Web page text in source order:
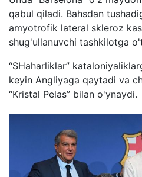
qabul qiladi. Bahsdan
amyotrofik lateral skleroz
shug'ullanuvchi tashkilotga
“SHaharliklar”
keyin Angliyaga qaytadi va
“Kristal Pelas” bilan o'ynaydi.